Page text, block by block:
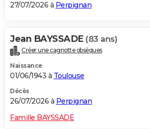
27/07/2026 à Perpignan
Jean BAYSSADE (83 ans)
Créer une cagnotte obsèques
Naissance
01/06/1943 à Toulouse
Décès
26/07/2026 à Perpignan
Famille BAYSSADE